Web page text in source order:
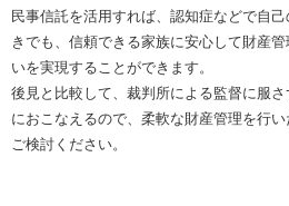
民事信託を活用すれば、認知症などで自
きでも、信頼できる家族に安心して財産
いを実現することができます。
後見と比較して、裁判所による監督に服
におこなえるので、柔軟な財産管理を行
ご検討ください。